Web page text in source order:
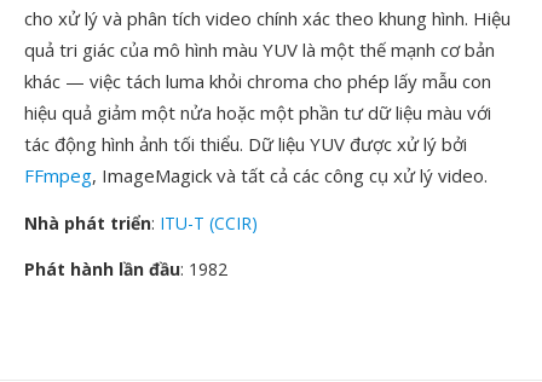
cho xử lý và phân tích video chính xác theo khung hình. Hiệu
quả tri giác của mô hình màu YUV là một thế mạnh cơ bản
khác — việc tách luma khỏi chroma cho phép lấy mẫu con
hiệu quả giảm một nửa hoặc một phần tư dữ liệu màu với
tác động hình ảnh tối thiểu. Dữ liệu YUV được xử lý bởi
FFmpeg, ImageMagick và tất cả các công cụ xử lý video.
Nhà phát triển: ITU-T (CCIR)
Phát hành lần đầu: 1982